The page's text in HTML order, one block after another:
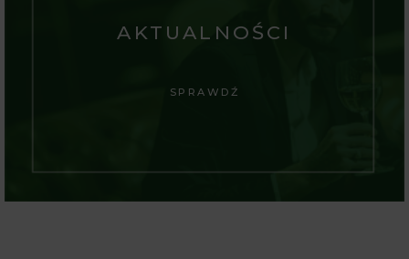
AKTUALNOŚCI
SPRAWDŹ